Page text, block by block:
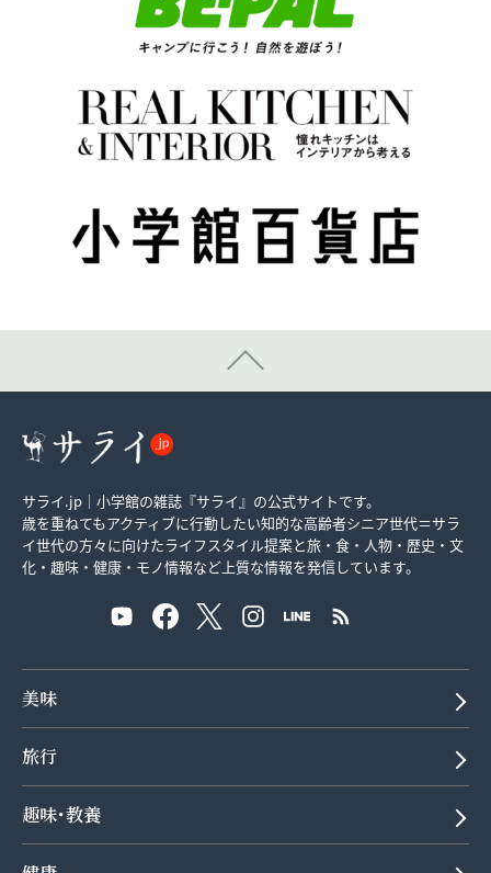
サライ.jp｜小学館の雑誌『サライ』の公式サイトです。
歳を重ねてもアクティブに行動したい知的な高齢者シニア世代＝サラ
イ世代の方々に向けたライフスタイル提案と旅・食・人物・歴史・文
化・趣味・健康・モノ情報など上質な情報を発信しています。
美味
旅行
趣味･教養